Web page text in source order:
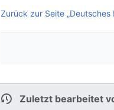
Zurück zur Seite „Deutsches
Zuletzt bearbeitet